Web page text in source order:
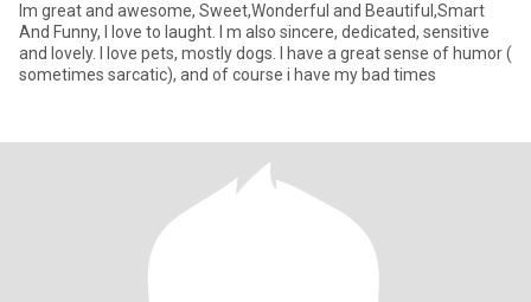
Im great and awesome, Sweet,Wonderful and Beautiful,Smart
And Funny, I love to laught. I m also sincere, dedicated, sensitive
and lovely. I love pets, mostly dogs. I have a great sense of humor (
sometimes sarcatic), and of course i have my bad times